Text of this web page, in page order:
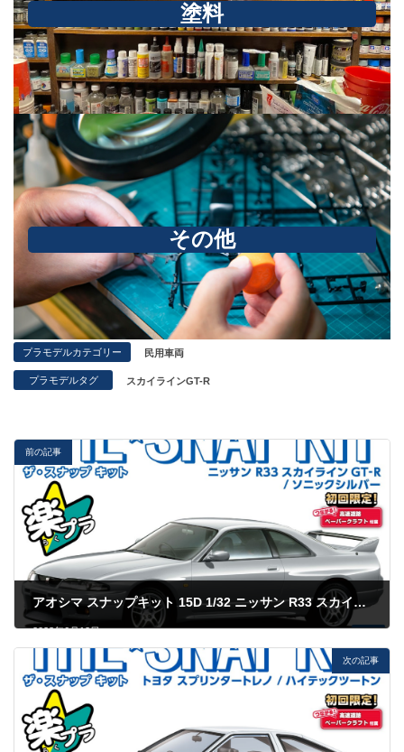
塗料
その他
プラモデルカテゴリー 民用車両
プラモデルタグ スカイラインGT-R
前の記事
アオシマ スナップキット 15D 1/32 ニッサン R33 スカイライン GT-R ソニックシルバー
2023年6月12日
次の記事